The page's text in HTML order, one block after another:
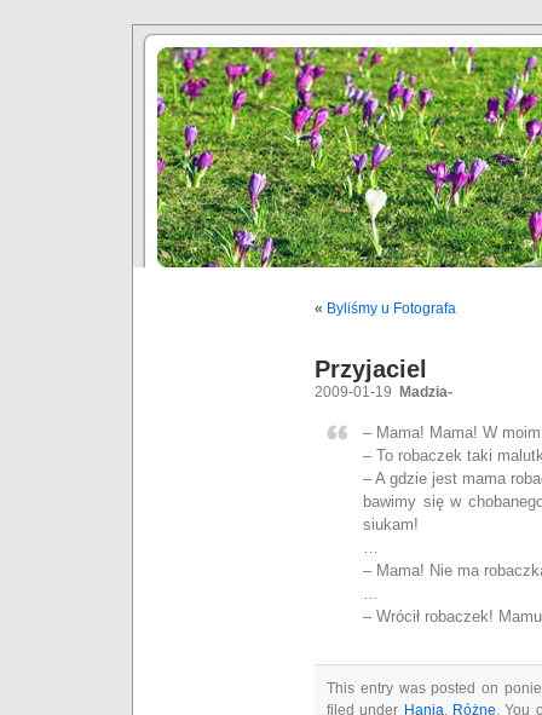
« Byliśmy u Fotografa
Przyjaciel
2009-01-19 Madzia-
– Mama! Mama! W
– To robaczek taki
– A gdzie jest mama
bawimy się w
siukam!
…
– Mama! Nie ma
…
– Wrócił robaczek!
This entry was posted on
filed under Hania, Różne. You